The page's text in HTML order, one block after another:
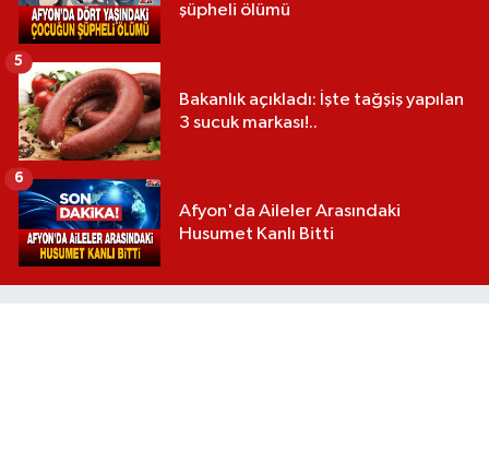
şüpheli ölümü
Bakanlık açıkladı: İşte tağşiş yapılan
3 sucuk markası!..
5
Afyon'da Aileler Arasındaki
Husumet Kanlı Bitti
6